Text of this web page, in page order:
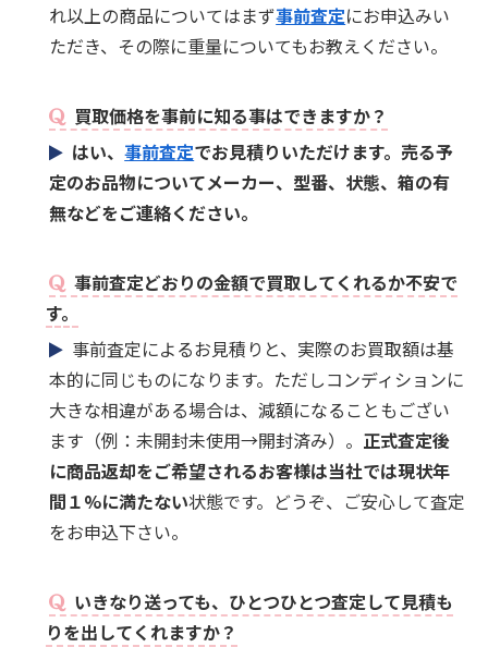
れ以上の商品についてはまず事前査定にお申込みい
ただき、その際に重量についてもお教えください。
買取価格を事前に知る事はできますか？
はい、事前査定でお見積りいただけます。売る予
定のお品物についてメーカー、型番、状態、箱の有
無などをご連絡ください。
事前査定どおりの金額で買取してくれるか不安で
す。
事前査定によるお見積りと、実際のお買取額は基
本的に同じものになります。ただしコンディションに
大きな相違がある場合は、減額になることもござい
ます（例：未開封未使用→開封済み）。 正式査定後
に商品返却をご希望されるお客様は当社では現状年
間１%に満たない状態です。どうぞ、ご安心して査定
をお申込下さい。
いきなり送っても、ひとつひとつ査定して見積も
りを出してくれますか？